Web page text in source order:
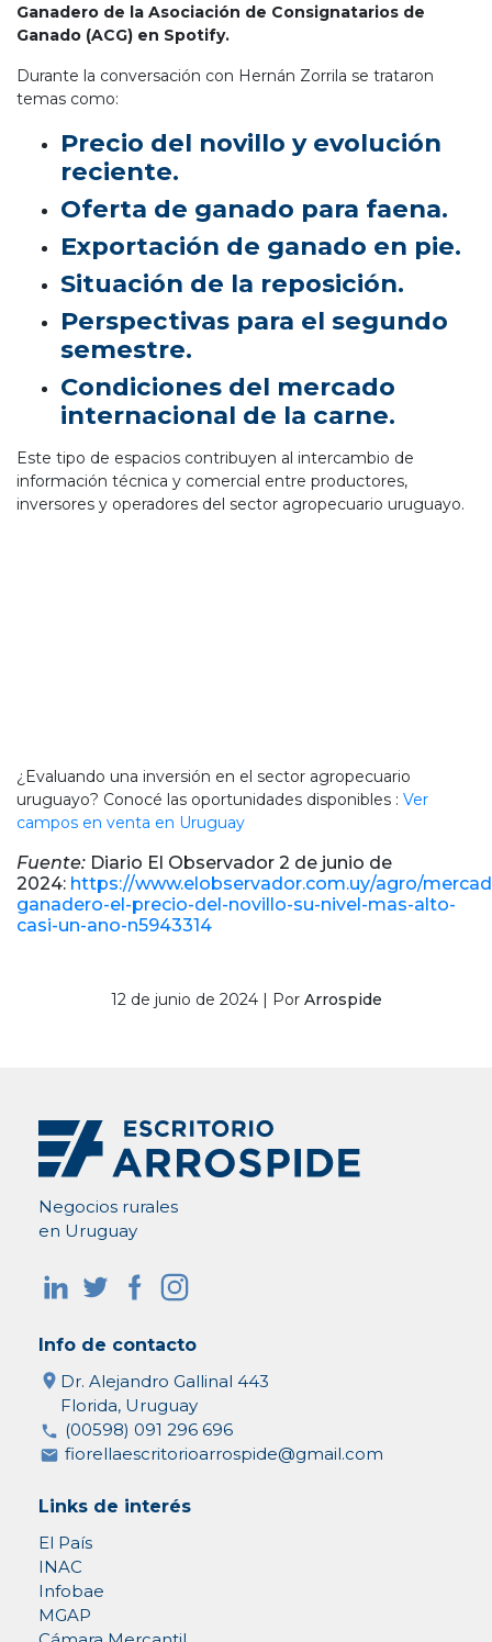
Ganadero de la Asociación de Consignatarios de
Ganado (ACG) en Spotify.
Durante la conversación con Hernán Zorrila se trataron
temas como:
Precio del novillo y evolución
reciente.
Oferta de ganado para faena.
Exportación de ganado en pie.
Situación de la reposición.
Perspectivas para el segundo
semestre.
Condiciones del mercado
internacional de la carne.
Este tipo de espacios contribuyen al intercambio de
información técnica y comercial entre productores,
inversores y operadores del sector agropecuario uruguayo.
¿Evaluando una inversión en el sector agropecuario
uruguayo? Conocé las oportunidades disponibles : Ver
campos en venta en Uruguay
Fuente: Diario El Observador 2 de junio de
2024: https://www.elobservador.com.uy/agro/
ganadero-el-precio-del-novillo-su-nivel-mas-alto-
casi-un-ano-n5943314
12 de junio de 2024 | Por Arrospide
Negocios rurales
en Uruguay
Info de contacto
Dr. Alejandro Gallinal 443
Florida, Uruguay
(00598) 091 296 696
fiorellaescritorioarrospide@gmail.com
Links de interés
El País
INAC
Infobae
MGAP